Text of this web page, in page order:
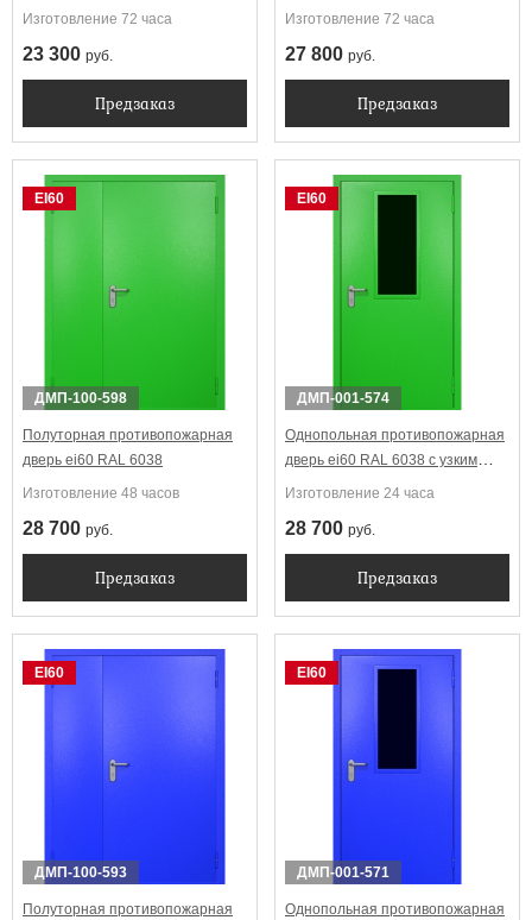
Изготовление 72 часа
23 300 руб.
Предзаказ
Антипаника
Изготовление 72 часа
27 800 руб.
Предзаказ
EI60
ДМП-100-598
Полуторная противопожарная
дверь ei60 RAL 6038
Изготовление 48 часов
28 700 руб.
Предзаказ
EI60
ДМП-001-574
Однопольная противопожарная
дверь ei60 RAL 6038 с узким
стеклопакетом
Изготовление 24 часа
28 700 руб.
Предзаказ
EI60
ДМП-100-593
Полуторная противопожарная
EI60
ДМП-001-571
Однопольная противопожарная